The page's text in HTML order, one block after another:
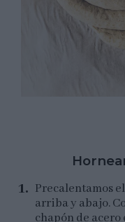
Precalentamos
arriba y abajo.
chapón de acero